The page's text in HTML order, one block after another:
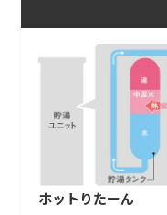
ホットりたーん